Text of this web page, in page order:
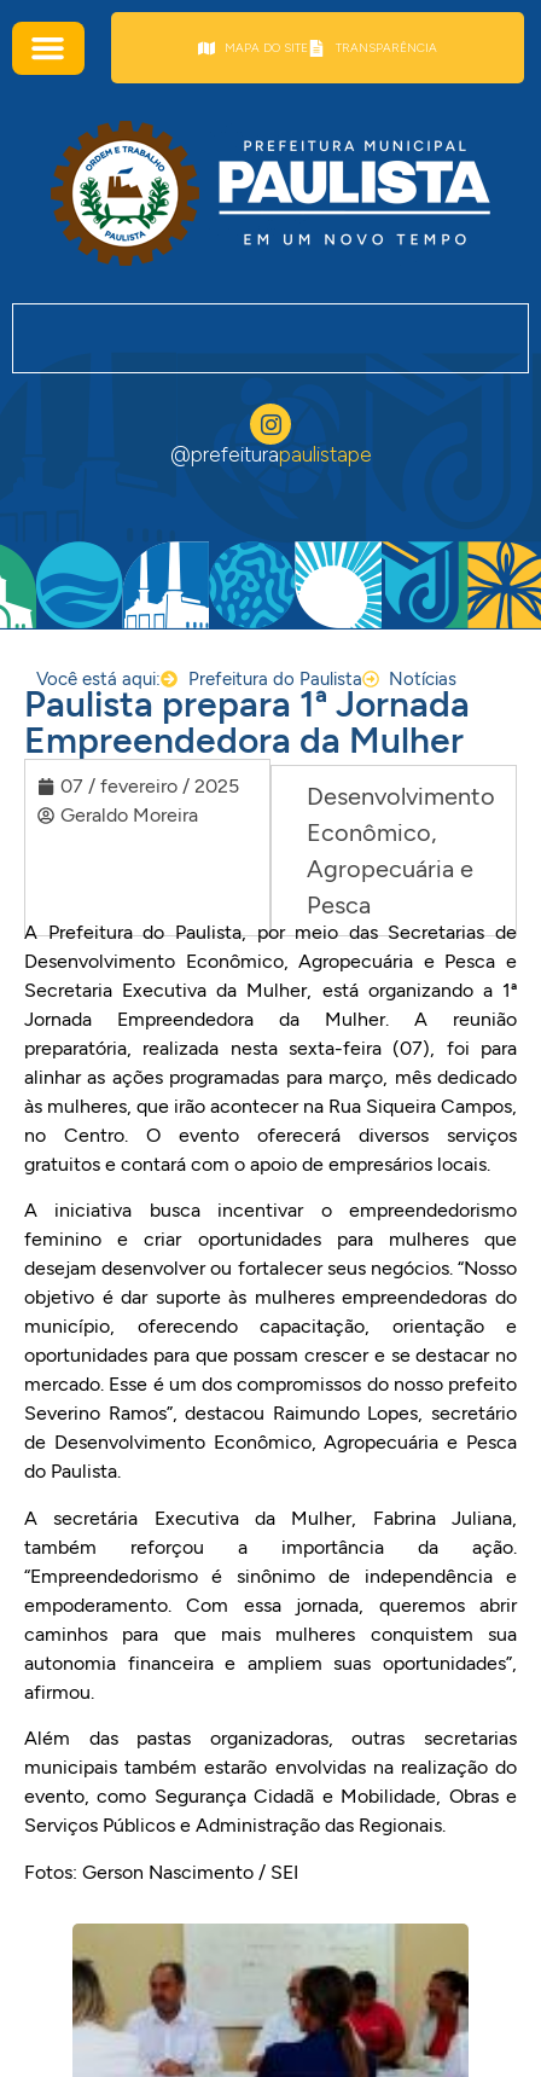
MAPA DO SITE TRANSPARÊNCIA
@prefeiturapaulistape
Você está aqui: Prefeitura do Paulista Notícias
Paulista prepara 1ª Jornada
Empreendedora da Mulher
07 / fevereiro / 2025
Geraldo Moreira
Desenvolvimento
Econômico,
Agropecuária e
Pesca
A Prefeitura do Paulista, por meio das Secretarias de
Desenvolvimento Econômico, Agropecuária e Pesca e
Secretaria Executiva da Mulher, está organizando a 1ª
Jornada Empreendedora da Mulher. A reunião
preparatória, realizada nesta sexta-feira (07), foi para
alinhar as ações programadas para março, mês dedicado
às mulheres, que irão acontecer na Rua Siqueira Campos,
no Centro. O evento oferecerá diversos serviços
gratuitos e contará com o apoio de empresários locais.
A iniciativa busca incentivar o empreendedorismo
feminino e criar oportunidades para mulheres que
desejam desenvolver ou fortalecer seus negócios. “Nosso
objetivo é dar suporte às mulheres empreendedoras do
município, oferecendo capacitação, orientação e
oportunidades para que possam crescer e se destacar no
mercado. Esse é um dos compromissos do nosso prefeito
Severino Ramos”, destacou Raimundo Lopes, secretário
de Desenvolvimento Econômico, Agropecuária e Pesca
do Paulista.
A secretária Executiva da Mulher, Fabrina Juliana,
também reforçou a importância da ação.
“Empreendedorismo é sinônimo de independência e
empoderamento. Com essa jornada, queremos abrir
caminhos para que mais mulheres conquistem sua
autonomia financeira e ampliem suas oportunidades”,
afirmou.
Além das pastas organizadoras, outras secretarias
municipais também estarão envolvidas na realização do
evento, como Segurança Cidadã e Mobilidade, Obras e
Serviços Públicos e Administração das Regionais.
Fotos: Gerson Nascimento / SEI